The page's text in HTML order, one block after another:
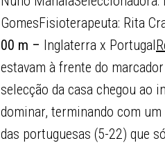
GomesFisioterapeuta: Rita
00 m – Inglaterra x Portugal
estavam à frente do
selecção da casa chegou ao
dominar, terminando com
das portuguesas (5-22) que